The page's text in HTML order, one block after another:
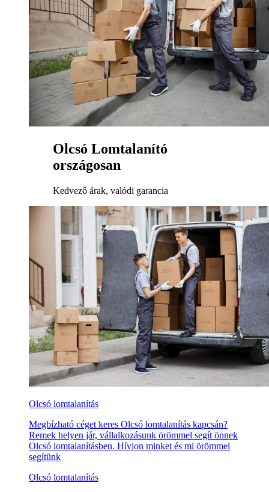
Olcsó Lomtalanító
országosan
Kedvező árak, valódi garancia
Olcsó lomtalanítás
Megbízható céget keres Olcsó lomtalanítás kapcsán?
Remek helyen jár, vállalkozásunk örömmel segít önnek
Olcsó lomtalanításben. Hívjon minket és mi örömmel
segítünk
Olcsó lomtalanítás